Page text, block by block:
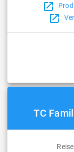
open_in_new
open_in_new
TC